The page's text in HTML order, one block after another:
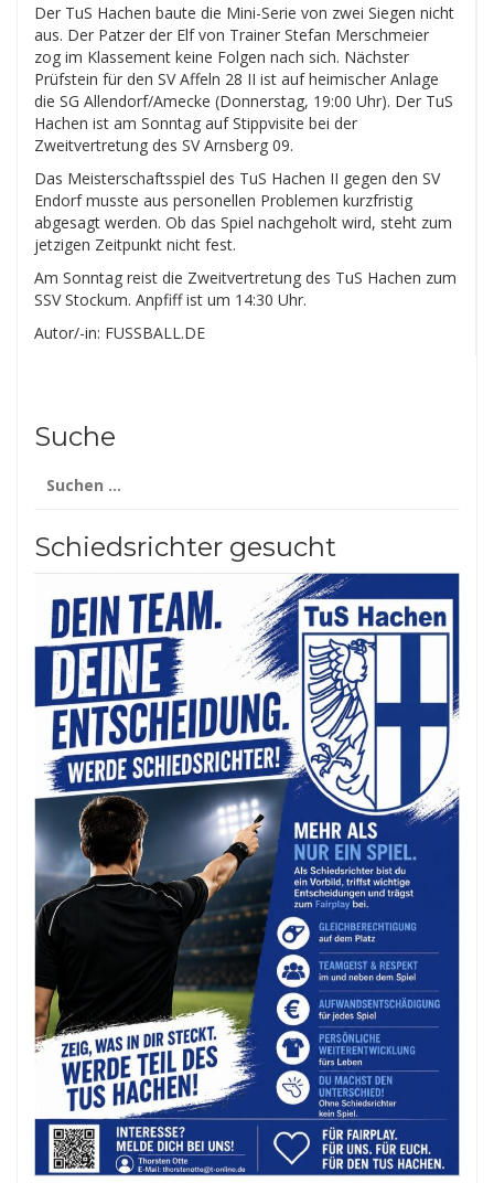
Der TuS Hachen baute die Mini-Serie von zwei Siegen nicht
aus. Der Patzer der Elf von Trainer Stefan Merschmeier
zog im Klassement keine Folgen nach sich. Nächster
Prüfstein für den SV Affeln 28 II ist auf heimischer Anlage
die SG Allendorf/Amecke (Donnerstag, 19:00 Uhr). Der TuS
Hachen ist am Sonntag auf Stippvisite bei der
Zweitvertretung des SV Arnsberg 09.
Das Meisterschaftsspiel des TuS Hachen II gegen den SV
Endorf musste aus personellen Problemen kurzfristig
abgesagt werden. Ob das Spiel nachgeholt wird, steht zum
jetzigen Zeitpunkt nicht fest.
Am Sonntag reist die Zweitvertretung des TuS Hachen zum
SSV Stockum. Anpfiff ist um 14:30 Uhr.
Autor/-in: FUSSBALL.DE
Suche
nach:
Schiedsrichter gesucht